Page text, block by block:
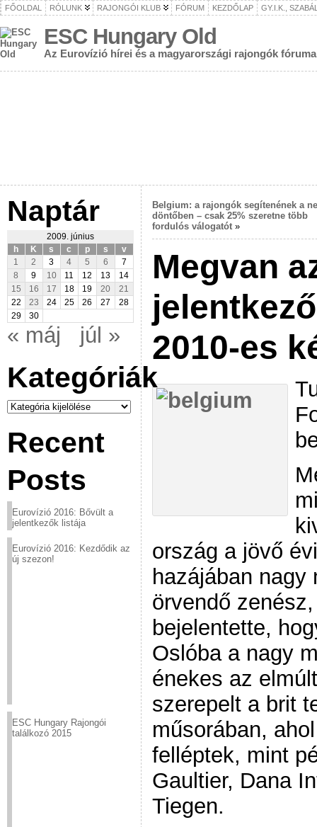
FŐOLDAL RÓLUNK RAJONGÓI KLUB FÓRUM KEZDŐLAP GY.I.K.,
ESC Hungary Old
Az Eurovízió hírei és a magyarországi rajongók fóruma
Naptár
2009. június
h
K s c p s
v
1
2 3 4 5 6
7
8
9 10 11 12 13
14
15
16 17 18 19 20
21
22
23 24 25 26 27
28
29
30
« máj júl »
Kategóriák
Kategóriák
Recent
Posts
Eurovízió 2016: Bővült a
jelentkezők listája
Eurovízió 2016: Kezdődik az
új szezon!
ESC Hungary Rajongói
találkozó 2015
Belgium: a rajongók segítenének a
döntőben – csak 25% szeretne több
fordulós válogatót »
Megvan
2010-es
ország a jövő
hazájában nagy
örvendő
bejelentette,
Oslóba a nagy
énekes az
szerepelt a brit
műsorában,
felléptek, mint
Gaultier, Dana
Tiegen.